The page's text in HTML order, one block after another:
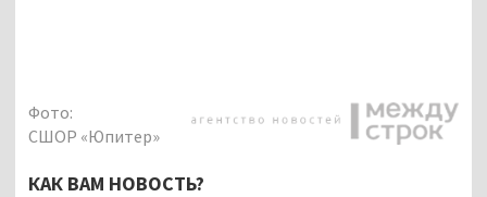
Фото:
СШОР «Юпитер»
КАК ВАМ НОВОСТЬ?